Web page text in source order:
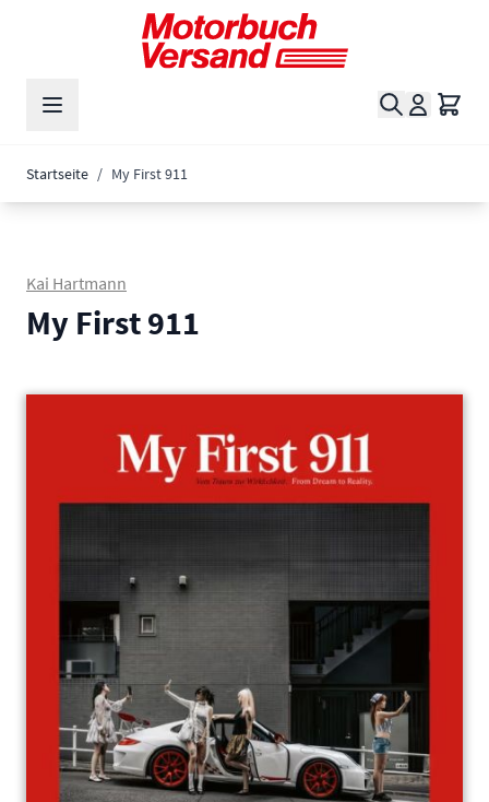
Zum Inhalt springen
Suche
Startseite / My First 911
Kai Hartmann
My First 911